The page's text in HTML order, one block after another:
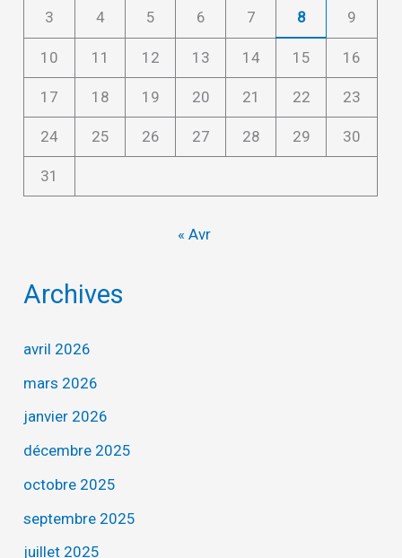
3 4 5 6 7 8 9
10 11 12 13 14 15 16
17 18 19 20 21 22 23
24 25 26 27 28 29 30
31
« Avr
Archives
avril 2026
mars 2026
janvier 2026
décembre 2025
octobre 2025
septembre 2025
juillet 2025